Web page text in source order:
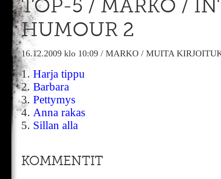
TOP-5 / MARKO /
HUMOUR 2
16.12.2009 klo 10:09 / MARKO / MUITA
1.Harja tippu
2. Barbara
3. Pettymys
4. Anna rakas
5. Sillan alla
KOMMENTIT